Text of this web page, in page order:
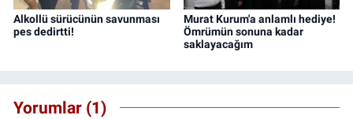
Alkollü sürücünün savunması
pes dedirtti!
Murat Kurum'a anlamlı hediye!
Ömrümün sonuna kadar
saklayacağım
Yorumlar (1)